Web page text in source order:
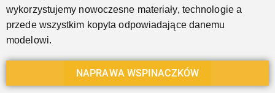
wykorzystujemy nowoczesne materiały, technologie a
przede wszystkim kopyta odpowiadające danemu
modelowi.
NAPRAWA WSPINACZKÓW